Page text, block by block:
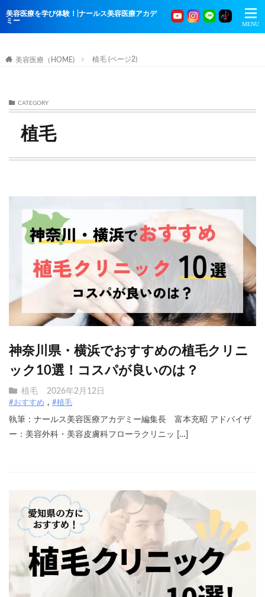
美容医療を学び体験！|ナールス美容医療アカデ
ミー
美容医療（HOME) 植毛 (ページ2)
CATEGORY
植毛
神奈川県・横浜でおすすめの植毛クリニ
ック10選！コスパが良いのは？
植毛 2026年2月12日
#おすすめ #植毛
執筆：ナールス美容医療アカデミー編集長 富本充昭 アドバイザ
ー：美容外科・美容皮膚科フローラクリニッ […]